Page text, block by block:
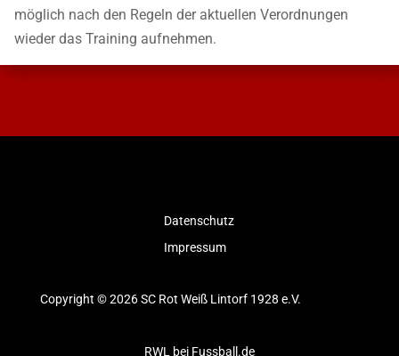
möglich nach den Regeln der aktuellen Verordnungen
wieder das Training aufnehmen.
Datenschutz
Impressum
Copyright © 2026 SC Rot Weiß Lintorf 1928 e.V.
RWL bei Fussball.de